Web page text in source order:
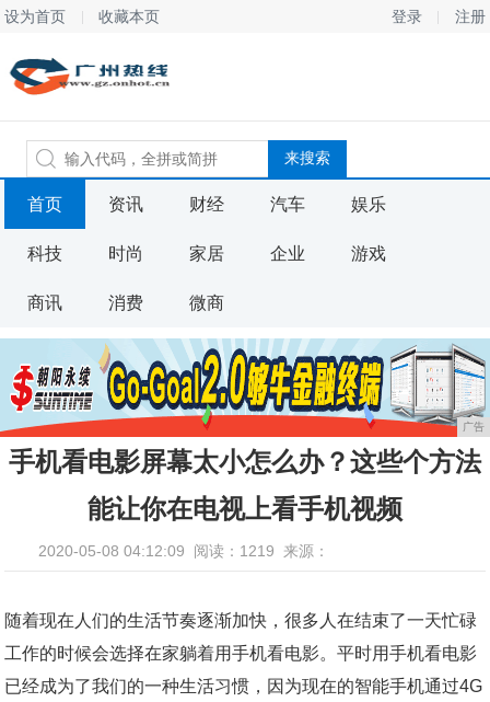
设为首页 收藏本页 登录 注册
首页 资讯 财经 汽车 娱乐
科技 时尚 家居 企业 游戏
商讯 消费 微商
广告
手机看电影屏幕太小怎么办？这些个方法
能让你在电视上看手机视频
2020-05-08 04:12:09 阅读：1219 来源：
随着现在人们的生活节奏逐渐加快，很多人在结束了一天忙碌
工作的时候会选择在家躺着用手机看电影。平时用手机看电影
已经成为了我们的一种生活习惯，因为现在的智能手机通过4G